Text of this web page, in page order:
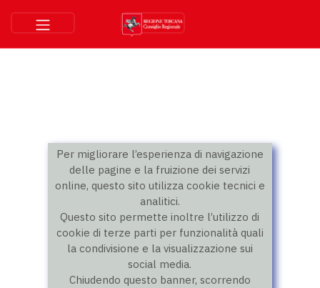
Per migliorare l’esperienza di navigazione
delle pagine e la fruizione dei servizi
online, questo sito utilizza cookie tecnici e
analitici.
Questo sito permette inoltre l’utilizzo di
cookie di terze parti per funzionalità quali
la condivisione e la visualizzazione sui
social media.
Chiudendo questo banner, scorrendo